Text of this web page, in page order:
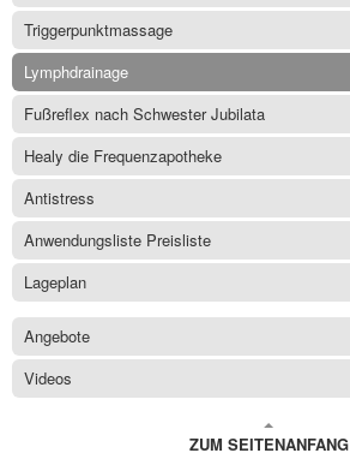
Triggerpunktmassage
Lymphdrainage
Fußreflex nach Schwester Jubilata
Healy die Frequenzapotheke
Antistress
Anwendungsliste Preisliste
Lageplan
Angebote
Videos
ZUM SEITENANFANG